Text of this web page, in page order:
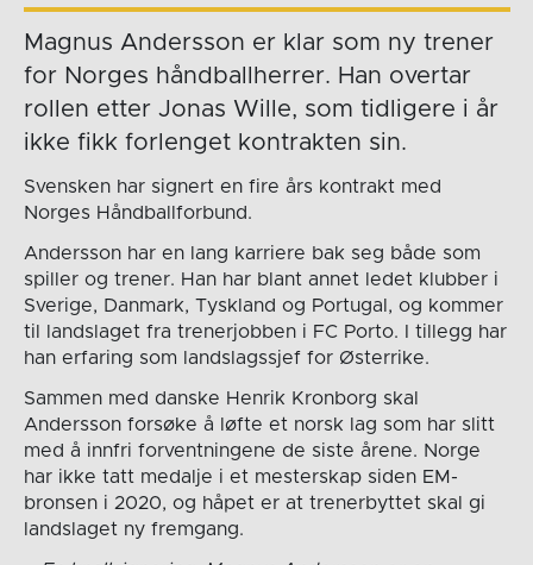
Magnus Andersson er klar som ny trener
for Norges håndballherrer. Han overtar
rollen etter Jonas Wille, som tidligere i år
ikke fikk forlenget kontrakten sin.
Svensken har signert en fire års kontrakt med
Norges Håndballforbund.
Andersson har en lang karriere bak seg både som
spiller og trener. Han har blant annet ledet klubber i
Sverige, Danmark, Tyskland og Portugal, og kommer
til landslaget fra trenerjobben i FC Porto. I tillegg har
han erfaring som landslagssjef for Østerrike.
Sammen med danske Henrik Kronborg skal
Andersson forsøke å løfte et norsk lag som har slitt
med å innfri forventningene de siste årene. Norge
har ikke tatt medalje i et mesterskap siden EM-
bronsen i 2020, og håpet er at trenerbyttet skal gi
landslaget ny fremgang.